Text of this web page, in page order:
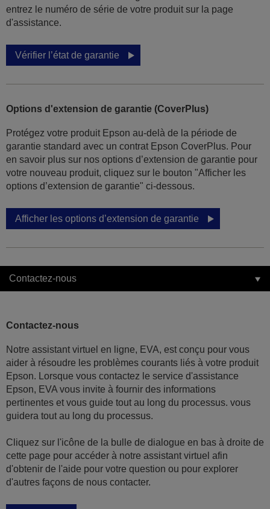
entrez le numéro de série de votre produit sur la page
d'assistance.
Vérifier l’état de garantie
Options d'extension de garantie (CoverPlus)
Protégez votre produit Epson au-delà de la période de
garantie standard avec un contrat Epson CoverPlus. Pour
en savoir plus sur nos options d’extension de garantie pour
votre nouveau produit, cliquez sur le bouton "Afficher les
options d’extension de garantie" ci-dessous.
Afficher les options d’extension de garantie
Contactez-nous
Contactez-nous
Notre assistant virtuel en ligne, EVA, est conçu pour vous
aider à résoudre les problèmes courants liés à votre produit
Epson. Lorsque vous contactez le service d'assistance
Epson, EVA vous invite à fournir des informations
pertinentes et vous guide tout au long du processus. vous
guidera tout au long du processus.
Cliquez sur l'icône de la bulle de dialogue en bas à droite de
cette page pour accéder à notre assistant virtuel afin
d'obtenir de l'aide pour votre question ou pour explorer
d'autres façons de nous contacter.